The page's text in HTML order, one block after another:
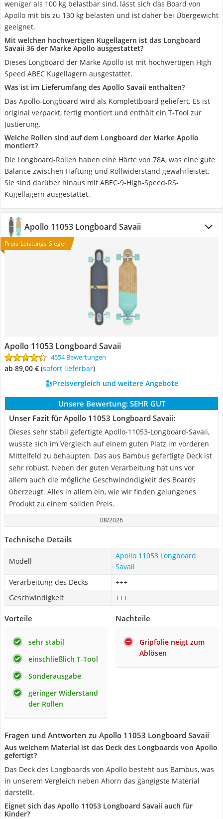
weniger als 100 kg belastbar sind, lässt sich das Board von
Apollo mit bis zu 130 kg belasten und ist daher bei Übergewicht
geeignet.
Mit welchen hochwertigen Kugellagern ist das Longboard
Savaii 36 der Marke Apollo ausgestattet?
Dieses Longboard der Marke Apollo ist mit hochwertigen High
Speed ABEC Kugellagern ausgestattet.
Was ist im Lieferumfang des Apollo Savaii enthalten?
Das Apollo-Longboard wird als Komplettboard geliefert. Es ist
original verpackt, fertig montiert und enthält ein T-Tool zur
Justierung.
Welche Rollen sind auf dem Longboard der Marke Apollo
montiert?
Die Longboard-Rollen haben eine Härte von 78A, was eine gute
Balance zwischen Haftung und Rollwiderstand gewährleistet.
Sie sind darüber hinaus mit ABEC-9-High-Speed-RS-
Kugellagern ausgestattet.
Apollo 11053 Longboard Savaii
Preis-Leistungs-Sieger
Apollo 11053 Longboard Savaii
4554 Bewertungen
ab 89,00 € ( Sofort lieferbar)
Preisvergleich und weitere Angebote
Unsere Bewertung: SEHR GUT
Unser Fazit für Apollo 11053 Longboard Savaii:
Dieses sehr stabil gefertigte Apollo-11053-Longboard-Savaii,
wusste sich im Vergleich auf einem guten Platz im vorderen
Mittelfeld zu behaupten. Das aus Bambus gefertigte Deck ist
sehr robust. Neben der guten Verarbeitung hat uns vor
allem auch die mögliche Geschwindndigkeit des Boards
überzeugt. Alles in allem ein, wie wir finden gelungenes
Produkt zu einem soliden Preis.
08/2026
Technische Details
Modell
Apollo 11053 Longboard
Savaii
Verarbeitung des Decks
+++
Geschwindigkeit
+++
Vorteile
sehr stabil
einschließlich T-Tool
Sonderausgabe
geringer Widerstand
der Rollen
Nachteile
Gripfolie neigt zum
Ablösen
Fragen und Antworten zu Apollo 11053 Longboard Savaii
Aus welchem Material ist das Deck des Longboards von Apollo
gefertigt?
Das Deck des Longboards von Apollo besteht aus Bambus, was
in unserem Vergleich neben Ahorn das gängigste Material
darstellt.
Eignet sich das Apollo 11053 Longboard Savaii auch für
Kinder?